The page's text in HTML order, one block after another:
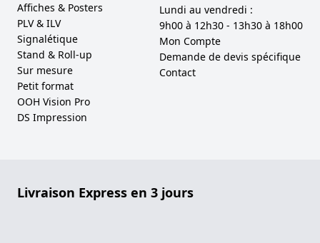
Affiches & Posters
PLV & ILV
Signalétique
Stand & Roll-up
Sur mesure
Petit format
OOH Vision Pro
DS Impression
Lundi au vendredi :
9h00 à 12h30 - 13h30 à 18h00
Mon Compte
Demande de devis spécifique
Contact
Livraison Express en 3 jours